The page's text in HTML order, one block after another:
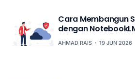
Cara Membangun
dengan
AHMAD RAIS 19 JUN 2026